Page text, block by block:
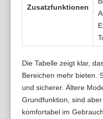
Zusatzfunktionen
Die Tabelle zeigt klar,
Bereichen mehr bieten.
und sicherer. Ältere
Grundfunktion, sind
komfortabel im